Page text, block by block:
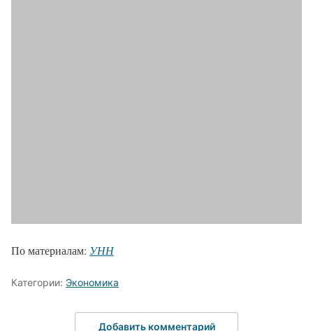
По материалам: УНН
Категории: Экономика
Добавить комментарий